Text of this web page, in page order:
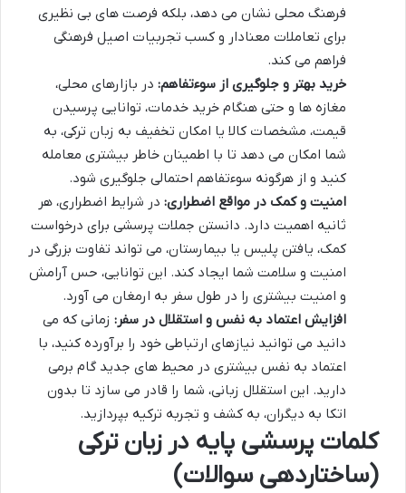
فرهنگ محلی نشان می دهد، بلکه فرصت های بی نظیری
برای تعاملات معنادار و کسب تجربیات اصیل فرهنگی
فراهم می کند.
خرید بهتر و جلوگیری از سوءتفاهم: در بازارهای محلی،
مغازه ها و حتی هنگام خرید خدمات، توانایی پرسیدن
قیمت، مشخصات کالا یا امکان تخفیف به زبان ترکی، به
شما امکان می دهد تا با اطمینان خاطر بیشتری معامله
کنید و از هرگونه سوءتفاهم احتمالی جلوگیری شود.
امنیت و کمک در مواقع اضطراری: در شرایط اضطراری، هر
ثانیه اهمیت دارد. دانستن جملات پرسشی برای درخواست
کمک، یافتن پلیس یا بیمارستان، می تواند تفاوت بزرگی در
امنیت و سلامت شما ایجاد کند. این توانایی، حس آرامش
و امنیت بیشتری را در طول سفر به ارمغان می آورد.
افزایش اعتماد به نفس و استقلال در سفر: زمانی که می
دانید می توانید نیازهای ارتباطی خود را برآورده کنید، با
اعتماد به نفس بیشتری در محیط های جدید گام برمی
دارید. این استقلال زبانی، شما را قادر می سازد تا بدون
اتکا به دیگران، به کشف و تجربه ترکیه بپردازید.
کلمات پرسشی پایه در زبان ترکی
(ساختاردهی سوالات)